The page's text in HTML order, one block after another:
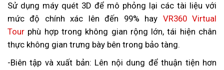
Sử dụng máy quét 3D để mô phỏng lại các tài liệu với
mức độ chính xác lên đến 99% hay VR360 Virtual
Tour phù hợp trong không gian rộng lớn, tái hiện chân
thực không gian trưng bày bên trong bảo tàng.
-Biên tập và xuất bản: Lên nội dung để thuận tiện hơn